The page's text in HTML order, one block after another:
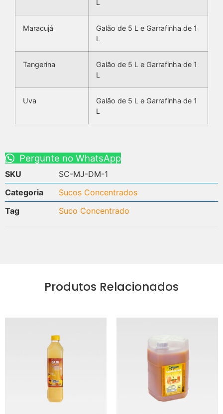
Maracujá
Galão de 5 L e Garrafinha de 1
L
Tangerina
Galão de 5 L e Garrafinha de 1
L
Uva
Galão de 5 L e Garrafinha de 1
L
Pergunte no WhatsApp
SKU
SC-MJ-DM-1
Categoria
Sucos Concentrados
Tag
Suco Concentrado
Produtos Relacionados